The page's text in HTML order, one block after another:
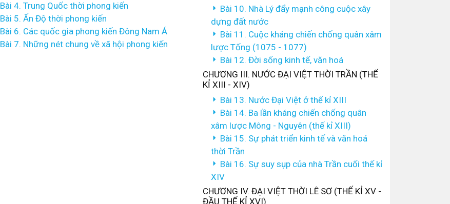
Bài 4. Trung Quốc thời phong kiến
Bài 5. Ấn Độ thời phong kiến
Bài 6. Các quốc gia phong kiến Đông Nam Á
Bài 7. Những nét chung về xã hội phong kiến
Bài 10. Nhà Lý đẩy mạnh công cuộc xây
dựng đất nước
Bài 11. Cuộc kháng chiến chống quân xâm
lược Tống (1075 - 1077)
Bài 12. Đời sống kinh tế, văn hoá
CHƯƠNG III. NƯỚC ĐẠI VIỆT THỜI TRẦN (THẾ
KỈ XIII - XIV)
Bài 13. Nước Đại Việt ở thế kỉ XIII
Bài 14. Ba lần kháng chiến chống quân
xâm lược Mông - Nguyên (thế kỉ XIII)
Bài 15. Sự phát triển kinh tế và văn hoá
thời Trần
Bài 16. Sự suy sụp của nhà Trần cuối thế kỉ
XIV
CHƯƠNG IV. ĐẠI VIỆT THỜI LÊ SƠ (THẾ KỈ XV -
ĐẦU THẾ KỈ XVI)